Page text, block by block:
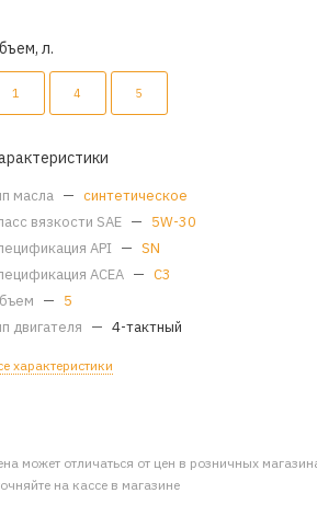
л.
1 4 5
масла — синтетическое
вязкости SAE — 5W-30
API — SN
ACEA — C3
— 5
двигателя — 4-тактный
характеристики
может отличаться от цен в розничных
на кассе в магазине